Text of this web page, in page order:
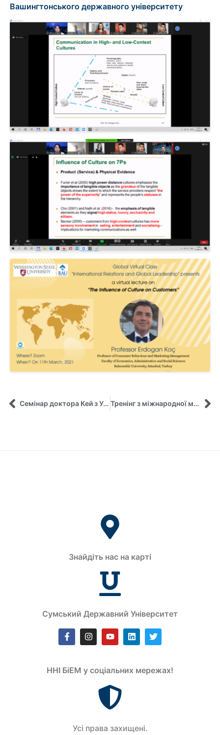
Вашингтонського державного університету
Семінар доктора Кей з Університету Небраски-Лінкольн Тренінг з міжнародної мобільності для першокурсників
Знайдіть нас на карті
Сумський Державний Університет
ННІ БіЕМ у соціальних мережах!
Усi права захищенi.